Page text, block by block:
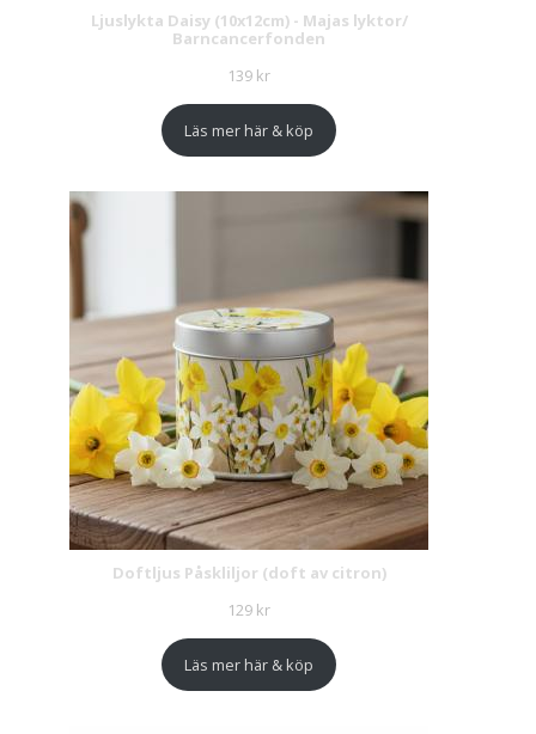
Ljuslykta Daisy (10x12cm) - Majas lyktor/
Barncancerfonden
139 kr
Läs mer här & köp
Doftljus Påskliljor (doft av citron)
129 kr
Läs mer här & köp